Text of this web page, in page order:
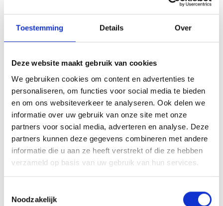
Toestemming Details Over
Deze website maakt gebruik van cookies
We gebruiken cookies om content en advertenties te
personaliseren, om functies voor social media te bieden
en om ons websiteverkeer te analyseren. Ook delen we
informatie over uw gebruik van onze site met onze
partners voor social media, adverteren en analyse. Deze
partners kunnen deze gegevens combineren met andere
informatie die u aan ze heeft verstrekt of die ze hebben
verzameld op basis van uw gebruik van hun services.
Noodzakelijk
Water, glucosesiroop, maltodextrine, fructose,
natriumcitraat, natriumchloride, aroma: cola,
zuurteregelaar: citroenzuur, geleermiddel: citruspectine,
aarde
Per 100g Per portie %RI*
Energie
260Kcal/10
87kJ
208Kcal/87
0kJ
**
Waarvan